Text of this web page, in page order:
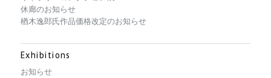
休廊のお知らせ
楢木逸郎氏作品価格改定のお知らせ
Exhibitions
お知らせ